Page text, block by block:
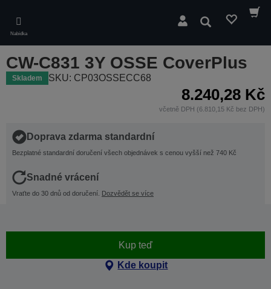
main
content
Nabídka
Hledat
CW-C831 3Y OSSE CoverPlus
Skladem SKU: CP03OSSECC68
8.240,28 Kč
včetně DPH (6.810,15 Kč bez DPH)
Doprava zdarma standardní
Bezplatné standardní doručení všech objednávek s cenou vyšší než 740 Kč
Snadné vrácení
Vraťte do 30 dnů od doručení. Dozvědět se více
Kup teď
Kde koupit